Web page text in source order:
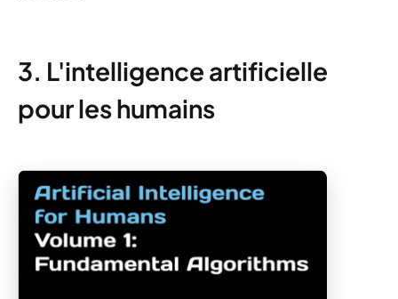
3. L'intelligence artificielle
pour les humains